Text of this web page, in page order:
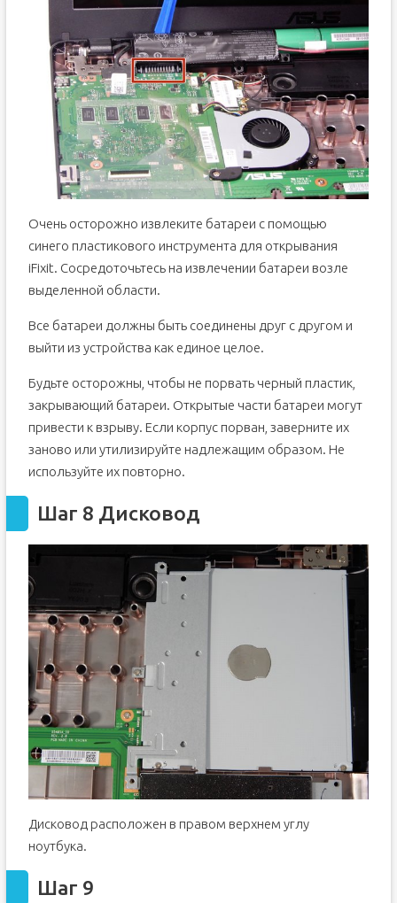
Очень осторожно извлеките батареи с помощью
синего пластикового инструмента для открывания
iFixit. Сосредоточьтесь на извлечении батареи возле
выделенной области.
Все батареи должны быть соединены друг с другом и
выйти из устройства как единое целое.
Будьте осторожны, чтобы не порвать черный пластик,
закрывающий батареи. Открытые части батареи могут
привести к взрыву. Если корпус порван, заверните их
заново или утилизируйте надлежащим образом. Не
используйте их повторно.
Шаг 8 Дисковод
Дисковод расположен в правом верхнем углу
ноутбука.
Шаг 9